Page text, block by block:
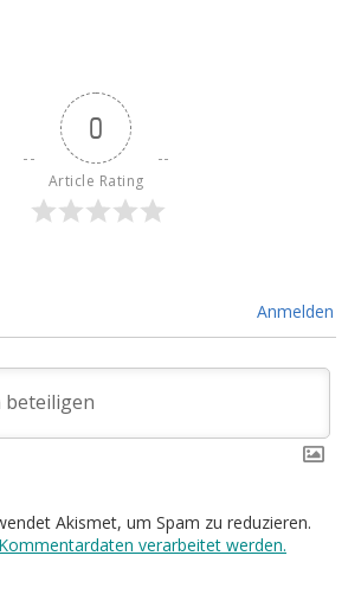
0
Article Rating
Anmelden
Akismet, um Spam zu reduzieren.
verarbeitet werden.